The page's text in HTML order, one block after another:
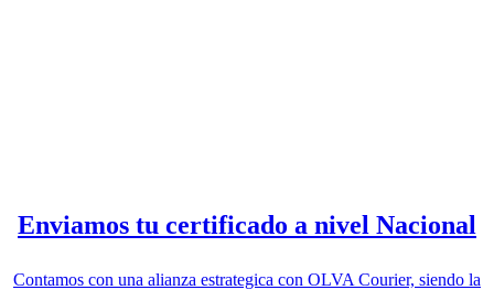
Enviamos tu certificado a nivel Nacional
Contamos con una alianza estrategica con OLVA Courier, siendo la